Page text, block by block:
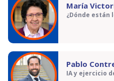
María
¿Dónde están
Pablo
IA y ejercicio